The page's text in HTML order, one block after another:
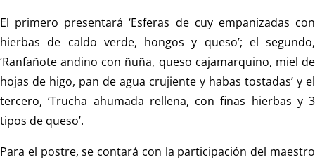
El primero presentará ‘Esferas de cuy empanizadas con
hierbas de caldo verde, hongos y queso’; el segundo,
‘Ranfañote andino con ñuña, queso cajamarquino, miel de
hojas de higo, pan de agua crujiente y habas tostadas’ y el
tercero, ‘Trucha ahumada rellena, con finas hierbas y 3
tipos de queso’.
Para el postre, se contará con la participación del maestro